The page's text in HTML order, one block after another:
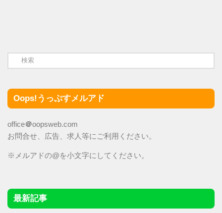
Oops!うっぷすメルアド
office＠oopsweb.com
お問合せ、広告、求人等にご利用ください。
※メルアドの@を小文字にしてください。
最新記事